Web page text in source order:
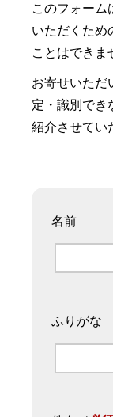
このフォーム
いただくため
ことはできま
お寄せいただ
定・識別でき
紹介させてい
名前
ふりがな